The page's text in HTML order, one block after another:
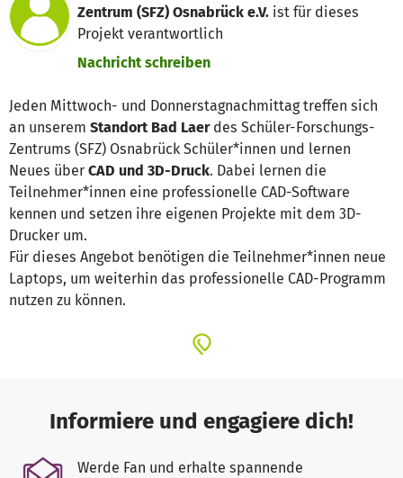
Zentrum (SFZ) Osnabrück e.V. ist für dieses
Projekt verantwortlich
Nachricht schreiben
Jeden Mittwoch- und Donnerstagnachmittag treffen sich
an unserem Standort Bad Laerdes Schüler-Forschungs-
Zentrums (SFZ) Osnabrück Schüler*innen und lernen
Neues über CAD und 3D-Druck. Dabei lernen die
Teilnehmer*innen eine professionelle CAD-Software
kennen und setzen ihre eigenen Projekte mit dem 3D-
Drucker um.
Für dieses Angebot benötigen die Teilnehmer*innen neue
Laptops, um weiterhin das professionelle CAD-Programm
nutzen zu können.
Informiere und engagiere dich!
Werde Fan und erhalte spannende